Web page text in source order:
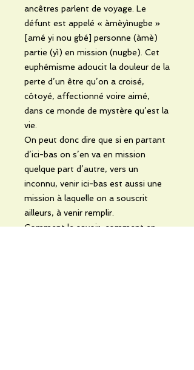
ancêtres parlent de voyage. Le
défunt est appelé « àmèyìnugbe »
[amé yi nou gbé] personne (àmè)
partie (yì) en mission (nugbe). Cet
euphémisme adoucit la douleur de la
perte d’un être qu’on a croisé,
côtoyé, affectionné voire aimé,
dans ce monde de mystère qu’est la
vie.
On peut donc dire que si en partant
d’ici-bas on s’en va en mission
quelque part d’autre, vers un
inconnu, venir ici-bas est aussi une
mission à laquelle on a souscrit
ailleurs, à venir remplir.
Comment le savoir, comment en